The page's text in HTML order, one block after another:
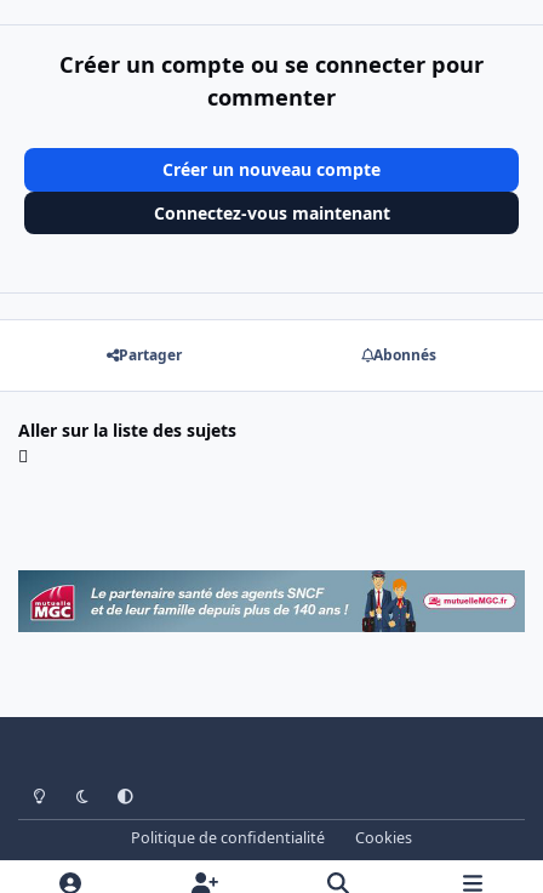
Créer un compte ou se connecter pour
commenter
Créer un nouveau compte
Connectez-vous maintenant
Partager Abonnés
Aller sur la liste des sujets
Light ModeDark ModeSystem Preference
Politique de confidentialité
Cookies
www.cheminots.net - Forum Libre depuis 2003